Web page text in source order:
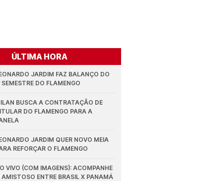
ÚLTIMA HORA
JARDIM FAZ BALANÇO DO
SEMESTRE DO FLAMENGO
BUSCA A CONTRATAÇÃO DE
DO FLAMENGO PARA A
JARDIM QUER NOVO MEIA
REFORÇAR O FLAMENGO
VIVO (COM IMAGENS): ACOMPANHE
AMISTOSO ENTRE BRASIL X PANAMÁ